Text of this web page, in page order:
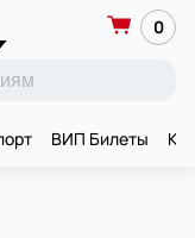
0
ВИП Билеты